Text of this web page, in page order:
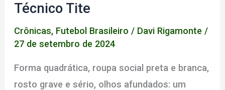
Técnico Tite
Crônicas, Futebol Brasileiro / Davi Rigamonte /
27 de setembro de 2024
Forma quadrática, roupa social preta e branca,
rosto grave e sério, olhos afundados: um